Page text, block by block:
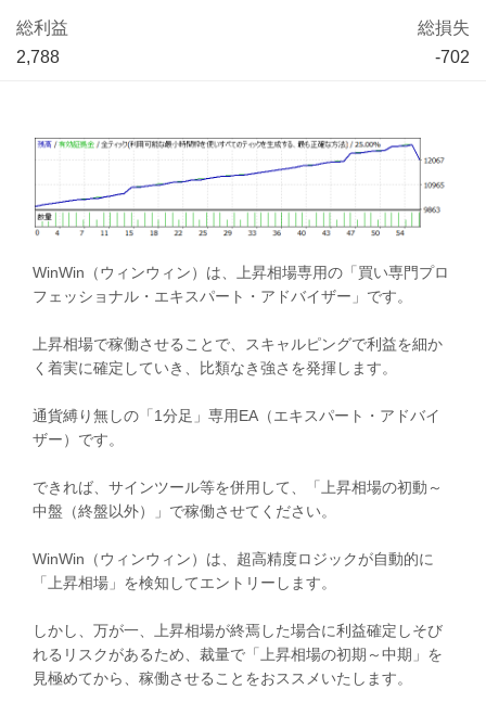
総利益
2,788
総損失
-702
WinWin（ウィンウィン）は、上昇相場専用の「買い専門プロ
フェッショナル・エキスパート・アドバイザー」です。
上昇相場で稼働させることで、スキャルピングで利益を細か
く着実に確定していき、比類なき強さを発揮します。
通貨縛り無しの「1分足」専用EA（エキスパート・アドバイ
ザー）です。
できれば、サインツール等を併用して、「上昇相場の初動～
中盤（終盤以外）」で稼働させてください。
WinWin（ウィンウィン）は、超高精度ロジックが自動的に
「上昇相場」を検知してエントリーします。
しかし、万が一、上昇相場が終焉した場合に利益確定しそび
れるリスクがあるため、裁量で「上昇相場の初期～中期」を
見極めてから、稼働させることをおススメいたします。